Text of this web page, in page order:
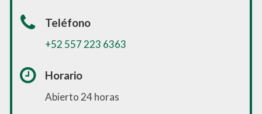
Teléfono
+52 557 223 6363
Horario
Abierto 24 horas